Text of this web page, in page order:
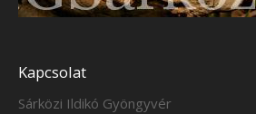
Kapcsolat
Sárközi Ildikó Gyöngyvér